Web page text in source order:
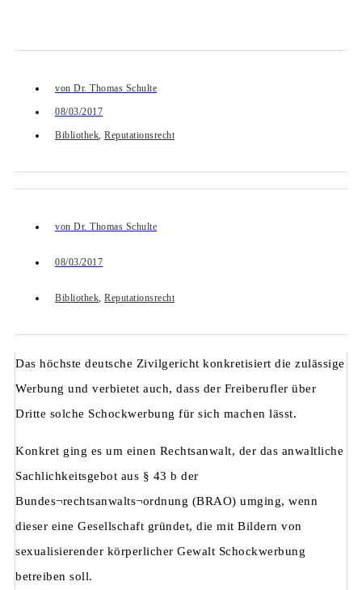
von Dr. Thomas Schulte
08/03/2017
Bibliothek, Reputationsrecht
von Dr. Thomas Schulte
08/03/2017
Bibliothek, Reputationsrecht
Das höchste deutsche Zivilgericht konkretisiert die zulässige
Werbung und verbietet auch, dass der Freiberufler über
Dritte solche Schockwerbung für sich machen lässt.
Konkret ging es um einen Rechtsanwalt, der das anwaltliche
Sachlichkeitsgebot aus § 43 b der
Bundes¬rechtsanwalts¬ordnung (BRAO) umging, wenn
dieser eine Gesellschaft gründet, die mit Bildern von
sexualisierender körperlicher Gewalt Schockwerbung
betreiben soll.